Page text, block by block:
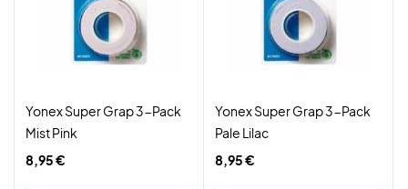
Yonex Super Grap 3-Pack
Mist Pink
8,95 €
Yonex Super Grap 3-Pack
Pale Lilac
8,95 €